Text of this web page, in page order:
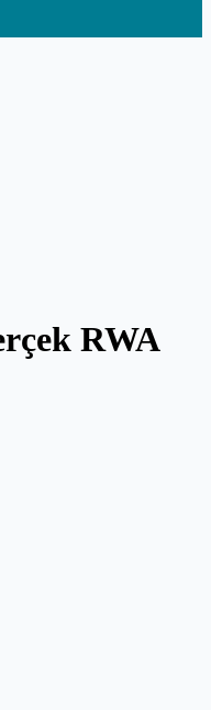
RWA